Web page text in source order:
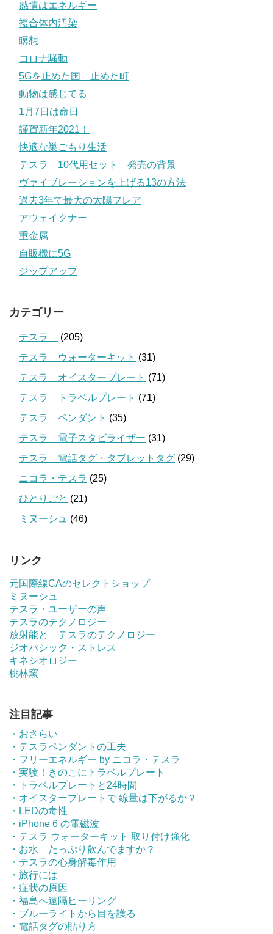
感情はエネルギー
複合体内汚染
瞑想
コロナ騒動
5Gを止めた国 止めた町
動物は感じてる
1月7日は命日
謹賀新年2021！
快適な巣ごもり生活
テスラ 10代用セット 発売の背景
ヴァイブレーションを上げる13の方法
過去3年で最大の太陽フレア
アウェイクナー
重金属
自販機に5G
ジップアップ
カテゴリー
テスラ
(205)
テスラ ウォーターキット (31)
テスラ オイスタープレート (71)
テスラ トラベルプレート (71)
テスラ ペンダント (35)
テスラ 電子スタビライザー (31)
テスラ 電話タグ・タブレットタグ (29)
ニコラ・テスラ (25)
ひとりごと (21)
ミヌーシュ (46)
リンク
元国際線CAのセレクトショップ
ミヌーシュ
テスラ・ユーザーの声
テスラのテクノロジー
放射能と テスラのテクノロジー
ジオパシック・ストレス
キネシオロジー
桃林窯
注目記事
・おさらい
・テスラペンダントの工夫
・フリーエネルギー by ニコラ・テスラ
・実験！きのこにトラベルプレート
・トラベルプレートと24時間
・オイスタープレートで 線量は下がるか？
・LEDの毒性
・iPhone 6 の電磁波
・テスラ ウォーターキット 取り付け強化
・お水 たっぷり飲んでますか？
・テスラの心身解毒作用
・旅行には
・症状の原因
・福島へ遠隔ヒーリング
・ブルーライトから目を護る
・電話タグの貼り方